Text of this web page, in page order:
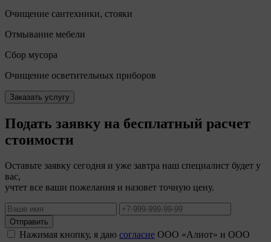
Очищение сантехники, стояки
Отмывание мебели
Сбор мусора
Очищение осветительных приборов
Заказать услугу
Подать заявку на бесплатный расчет
стоимости
Оставьте заявку сегодня и уже завтра наш специалист будет у
вас,
учтет все ваши пожелания и назовет точную цену.
Отправить
Нажимая кнопку, я даю согласие ООО «Алиот» и ООО